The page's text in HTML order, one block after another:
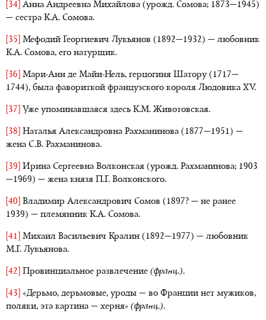
[34] Анна Андреевна Михайлова (урожд. Сомова; 1873—1945)
— сестра К.А. Сомова.
[35] Мефодий Георгиевич Лукьянов (1892—1932) — любовник
К.А. Сомова, его натурщик.
[36] Мари-Анн де Майи-Нель, герцогиня Шатору (1717—
1744), была фавориткой французского короля Людовика XV.
[37] Уже упоминавшаяся здесь К.М. Животовская.
[38] Наталья Александровна Рахманинова (1877—1951) —
жена С.В. Рахманинова.
[39] Ирина Сергеевна Волконская (урожд. Рахманинова; 1903
—1969) — жена князя П.Г. Волконского.
[40] Владимир Александрович Сомов (1897? — не ранее
1939) — племянник К.А. Сомова.
[41] Михаил Васильевич Кралин (1892—1977) — любовник
М.Г. Лукьянова.
[42] Провинциальное развлечение (франц.).
[43]
«Дерьмо, дерьмовые, уроды — во Франции нет мужиков,
поляки, эта картина — херня» (франц.).